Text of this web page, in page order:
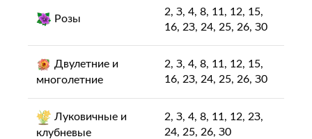
Розы
2, З, 4, 8, 11, 12, 15,
16, 2З, 24, 25, 26, З0
Двулетние и
многолетние
2, З, 4, 8, 11, 12, 15,
16, 2З, 24, 25, 26, З0
Луковичные и
клубневые
2, З, 4, 8, 11, 12, 2З,
24, 25, 26, З0